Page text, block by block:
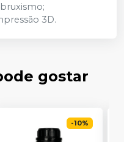
3D.
gostar
-10%